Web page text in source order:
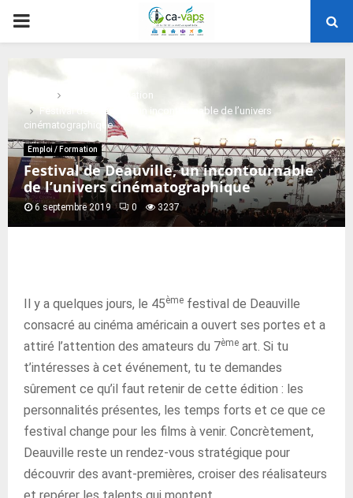
PRIMARY
Emploi / Formation
Festival de Deauville, un incontournable de l’univers
cinématographique
Emploi / Formation
Festival de Deauville, un incontournable
de l’univers cinématographique
6 septembre 2019 0 3237
Il y a quelques jours, le 45ème festival de Deauville
consacré au cinéma américain a ouvert ses portes et a
attiré l’attention des amateurs du 7ème art. Si tu
t’intéresses à cet événement, tu te demandes
sûrement ce qu’il faut retenir de cette édition : les
personnalités présentes, les temps forts et ce que ce
festival change pour les films à venir. Concrètement,
Deauville reste un rendez-vous stratégique pour
découvrir des avant-premières, croiser des réalisateurs